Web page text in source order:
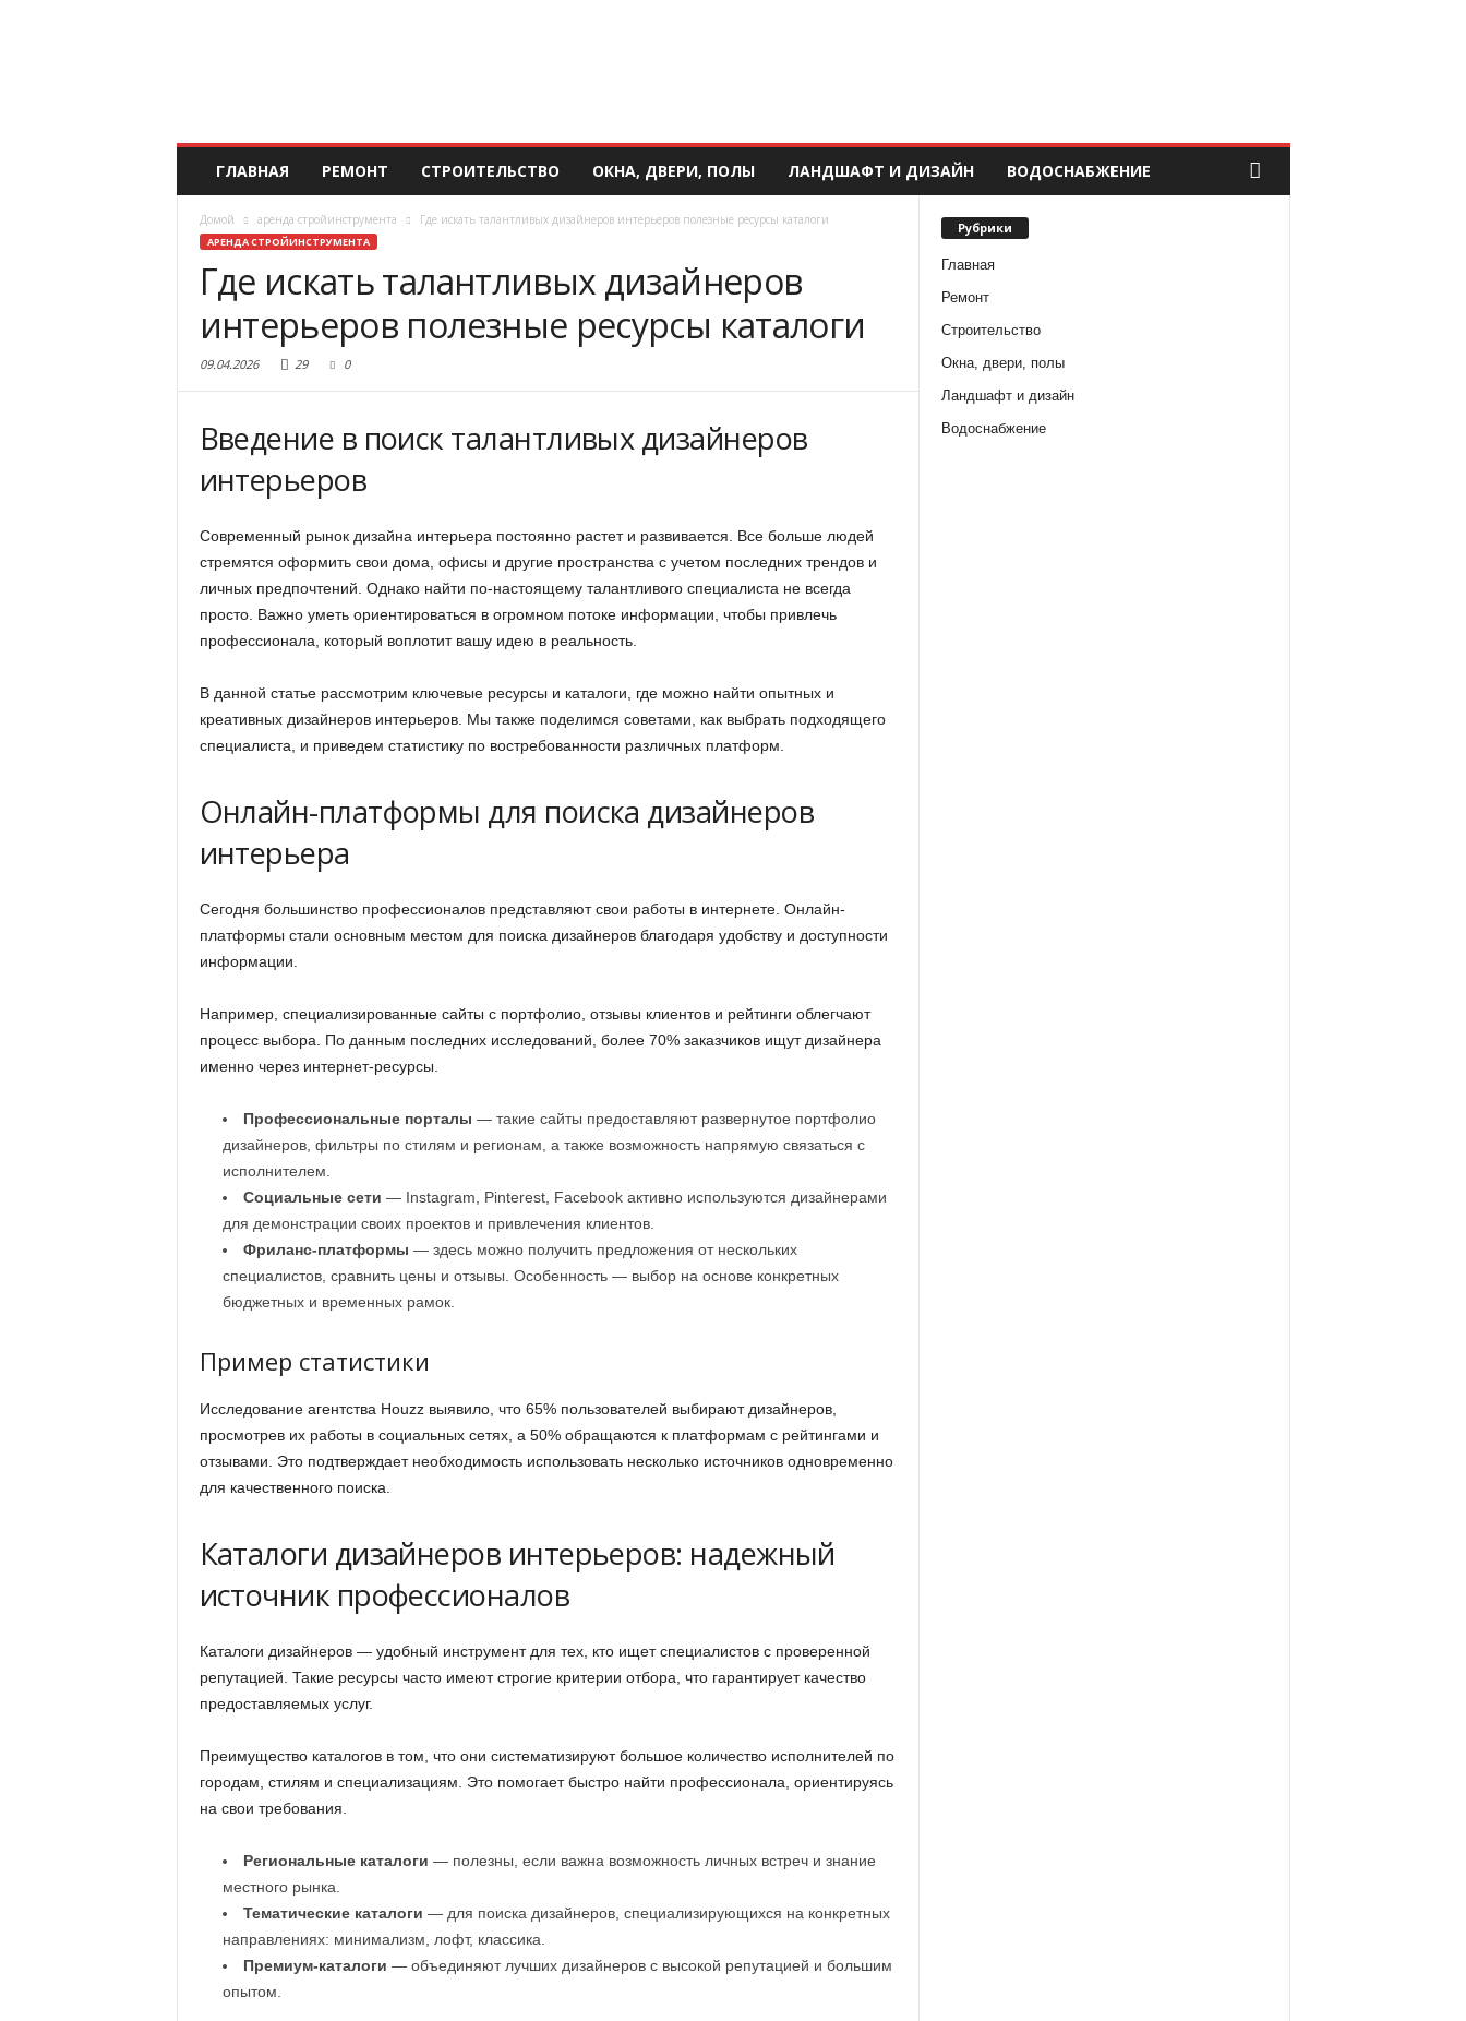
ГЛАВНАЯ РЕМОНТ СТРОИТЕЛЬСТВО ОКНА, ДВЕРИ, ПОЛЫ ЛАНДШАФТ И ДИЗАЙН ВОДОСНАБЖЕНИЕ
Домой аренда стройинструмента Где искать талантливых дизайнеров интерьеров полезные ресурсы каталоги
АРЕНДА СТРОЙИНСТРУМЕНТА
Где искать талантливых дизайнеров
интерьеров полезные ресурсы каталоги
09.04.2026 29 0
Введение в поиск талантливых дизайнеров
интерьеров
Современный рынок дизайна интерьера постоянно растет и развивается. Все больше людей
стремятся оформить свои дома, офисы и другие пространства с учетом последних трендов и
личных предпочтений. Однако найти по-настоящему талантливого специалиста не всегда
просто. Важно уметь ориентироваться в огромном потоке информации, чтобы привлечь
профессионала, который воплотит вашу идею в реальность.
В данной статье рассмотрим ключевые ресурсы и каталоги, где можно найти опытных и
креативных дизайнеров интерьеров. Мы также поделимся советами, как выбрать подходящего
специалиста, и приведем статистику по востребованности различных платформ.
Онлайн-платформы для поиска дизайнеров
интерьера
Сегодня большинство профессионалов представляют свои работы в интернете. Онлайн-
платформы стали основным местом для поиска дизайнеров благодаря удобству и доступности
информации.
Например, специализированные сайты с портфолио, отзывы клиентов и рейтинги облегчают
процесс выбора. По данным последних исследований, более 70% заказчиков ищут дизайнера
именно через интернет-ресурсы.
Профессиональные порталы — такие сайты предоставляют развернутое портфолио
дизайнеров, фильтры по стилям и регионам, а также возможность напрямую связаться с
исполнителем.
Социальные сети — Instagram, Pinterest, Facebook активно используются дизайнерами
для демонстрации своих проектов и привлечения клиентов.
Фриланс-платформы — здесь можно получить предложения от нескольких
специалистов, сравнить цены и отзывы. Особенность — выбор на основе конкретных
бюджетных и временных рамок.
Пример статистики
Исследование агентства Houzz выявило, что 65% пользователей выбирают дизайнеров,
просмотрев их работы в социальных сетях, а 50% обращаются к платформам с рейтингами и
отзывами. Это подтверждает необходимость использовать несколько источников одновременно
для качественного поиска.
Каталоги дизайнеров интерьеров: надежный
источник профессионалов
Каталоги дизайнеров — удобный инструмент для тех, кто ищет специалистов с проверенной
репутацией. Такие ресурсы часто имеют строгие критерии отбора, что гарантирует качество
предоставляемых услуг.
Преимущество каталогов в том, что они систематизируют большое количество исполнителей по
городам, стилям и специализациям. Это помогает быстро найти профессионала, ориентируясь
на свои требования.
Региональные каталоги — полезны, если важна возможность личных встреч и знание
местного рынка.
Тематические каталоги — для поиска дизайнеров, специализирующихся на конкретных
направлениях: минимализм, лофт, классика.
Премиум-каталоги — объединяют лучших дизайнеров с высокой репутацией и большим
опытом.
Рубрики
Главная
Ремонт
Строительство
Окна, двери, полы
Ландшафт и дизайн
Водоснабжение